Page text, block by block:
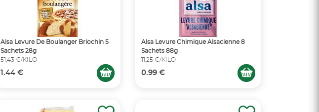
Alsa Levure De Boulanger Briochin 5
Sachets 28g
51,43 €/KILO
1.44 €
Alsa Levure Chimique Alsacienne 8
Sachets 88g
11,25 €/KILO
0.99 €